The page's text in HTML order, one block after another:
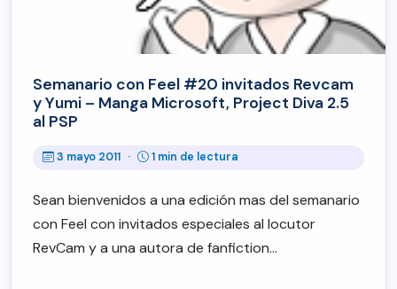
Semanario con Feel #20 invitados Revcam
y Yumi – Manga Microsoft, Project Diva 2.5
al PSP
3 mayo 2011 · 1 min de lectura
Sean bienvenidos a una edición mas del semanario
con Feel con invitados especiales al locutor
RevCam y a una autora de fanfiction…